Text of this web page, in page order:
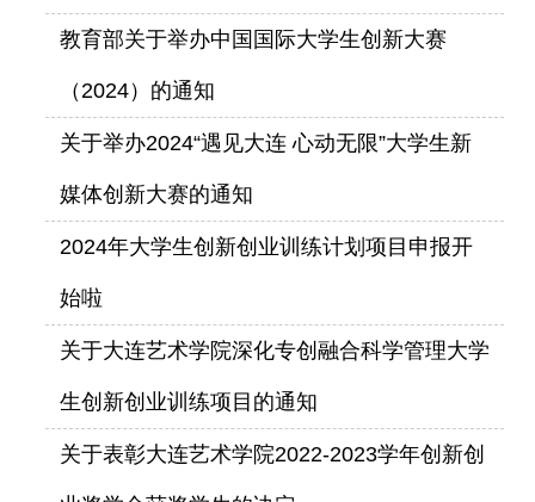
教育部关于举办中国国际大学生创新大赛
（2024）的通知
关于举办2024“遇见大连 心动无限”大学生新
媒体创新大赛的通知
2024年大学生创新创业训练计划项目申报开
始啦
关于大连艺术学院深化专创融合科学管理大学
生创新创业训练项目的通知
关于表彰大连艺术学院2022-2023学年创新创